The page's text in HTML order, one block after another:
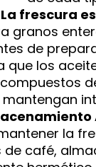
La frescura
granos
de
que los
mantengan
la
de café,